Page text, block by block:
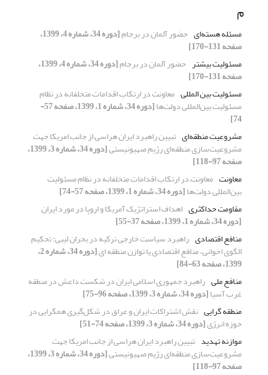
م
مسئله هسته‌ای حضور آلمان در برجام [دوره 34، شماره 4، 1399،
صفحه 131-170]
مسئولیت بیشتر حضور آلمان در برجام [دوره 34، شماره 4، 1399،
صفحه 131-170]
مسئولیت بین المللی معاونت در ارتکاب اقدامات متخلفانه در نظام
مسئولیت بین‌المللی دولت‌ها [دوره 34، شماره 1، 1399، صفحه 57-
74]
مشروعیت منطقه‌ای تبیین راهبرد ایران هراسی از جانب امریکا جهت
مشروعیت‌سازی منطقه‌ای رژیم صهیونیستی [دوره 34، شماره 3، 1399،
صفحه 97-118]
معاونت معاونت در ارتکاب اقدامات متخلفانه در نظام مسئولیت
بین‌المللی دولت‌ها[دوره 34، شماره 1، 1399، صفحه 57-74]
مقاومت حداکثری اهداف استراتژیک آمریکا و اروپا در مورد ایران
[دوره 34، شماره 1، 1399، صفحه 37-55]
منافع اقتصادی راهبرد سیاست خارجی ترکیه در بحران لیبی: تحکیم
الگوی اخوانی، منافع اقتصادی یا توازن منطقه ای [دوره 34، شماره 2،
1399، صفحه 63-84]
منافع ملی راهبرد جمهوری اسلامی ایران در شکست داعش در منطقه
غرب آسیا[دوره 34، شماره 3، 1399، صفحه 96-75]
منطقه گرایی نقش اشتراکات ایران و عراق در شکل‌گیری همگرایی در
حوزه انرژی[دوره 34، شماره 3، 1399، صفحه 74-51]
موازنه تهدید تبیین راهبرد ایران هراسی از جانب امریکا جهت
مشروعیت‌سازی منطقه‌ای رژیم صهیونیستی [دوره 34، شماره 3، 1399،
صفحه 97-118]